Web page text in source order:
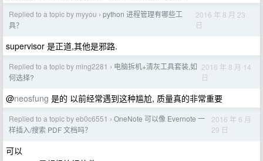
Replied to a topic by myyou › python 进程管理有哪些工
具？
2016 年 8 月 23
日
supervisor 是正道,其他是邪路.
Replied to a topic by ming2281 › 电脑拆机+清灰工具套装,如
何选择?
2016 年 8 月 14
日
@neosfung 是的 以前经常遇到这种尴尬, 质量真的非常重要
Replied to a topic by eb0c6551 › OneNote 可以像 Evernote 一
样插入/搜索 PDF 文档吗？
2016 年 6 月
29 日
可以